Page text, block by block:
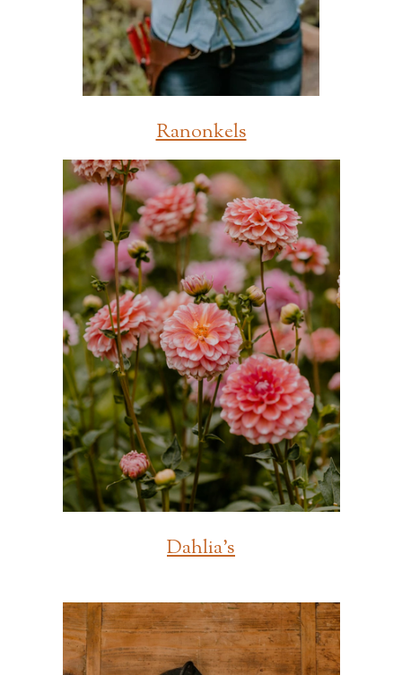
Ranonkels
Dahlia's